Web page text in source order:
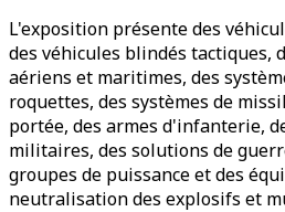
L'exposition présente des
des véhicules blindés tactiques,
aériens et maritimes, des
roquettes, des systèmes de
portée, des armes d'infanterie,
militaires, des solutions de
groupes de puissance et des
neutralisation des explosifs et